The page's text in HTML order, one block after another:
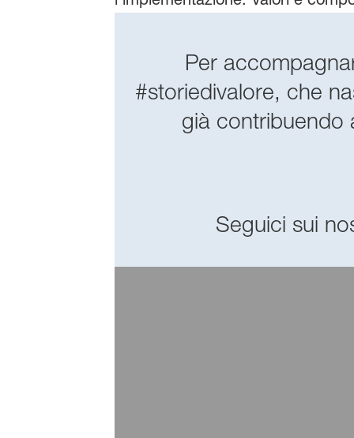
Per
#storiedivalore, che
già contribuendo
Seguici sui